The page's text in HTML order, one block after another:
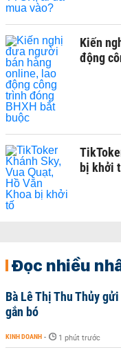
Kiến
động
bị khởi
Đọc nhiều
Bà Lê Thị Thu Thủy
gắn bó
KINH DOANH - 1 phút trước